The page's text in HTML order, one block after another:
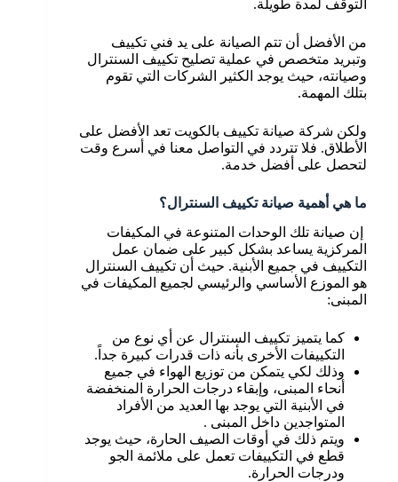
التوقف لمدة طويلة.
من الأفضل أن تتم الصيانة على يد فني تكييف
وتبريد متخصص في عملية تصليح تكييف السنترال
وصيانته، حيث يوجد الكثير الشركات التي تقوم
بتلك المهمة.
ولكن شركة صيانة تكييف بالكويت تعد الأفضل على
الأطلاق. فلا تتردد في التواصل معنا في أسرع وقت
لتحصل على أفضل خدمة.
ما هي أهمية صيانة تكييف السنترال؟
إن صيانة تلك الوحدات المتنوعة في المكيفات
المركزية يساعد بشكل كبير على ضمان عمل
التكييف في جميع الأبنية. حيث أن تكييف السنترال
هو الموزع الأساسي والرئيسي لجميع المكيفات في
المبنى:
كما يتميز تكييف السنترال عن أي نوع من
التكييفات الأخرى بأنه ذات قدرات كبيرة جداً.
وذلك لكي يتمكن من توزيع الهواء في جميع
أنحاء المبنى، وإبقاء درجات الحرارة المنخفضة
في الأبنية التي يوجد بها العديد من الأفراد
المتواجدين داخل المبنى .
ويتم ذلك في أوقات الصيف الحارة، حيث يوجد
قطع في التكييفات تعمل على ملائمة الجو
ودرجات الحرارة.